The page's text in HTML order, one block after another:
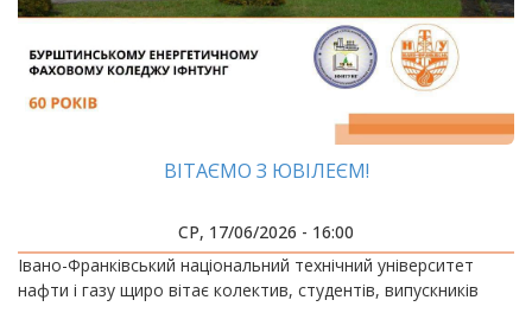
ВІТАЄМО З ЮВІЛЕЄМ!
СР, 17/06/2026 - 16:00
Івано-Франківський національний технічний університет
нафти і газу щиро вітає колектив, студентів, випускників